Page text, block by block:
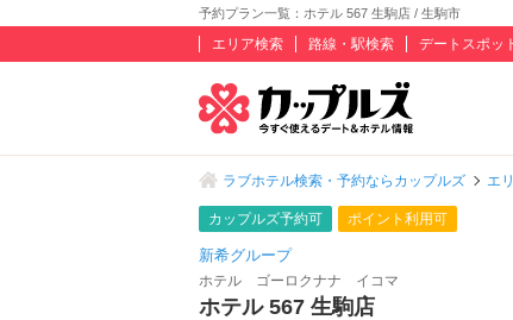
予約プラン一覧：ホテル 567 生駒店 / 生駒市
エリア検索 路線・駅検索 デートスポッ
ラブホテル検索・予約ならカップルズ エ
カップルズ予約可 ポイント利用可
新希グループ
ホテル ゴーロクナナ イコマ
ホテル 567 生駒店